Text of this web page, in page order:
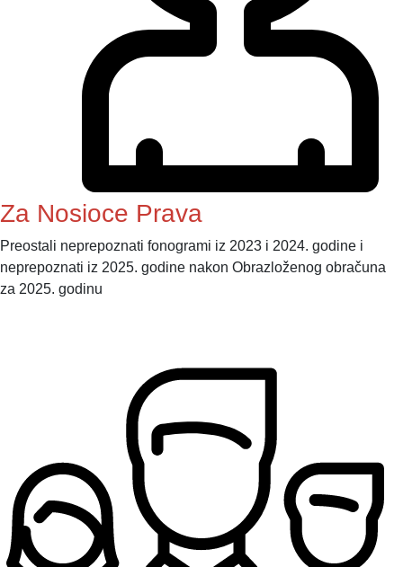
Za Nosioce Prava
Preostali neprepoznati fonogrami iz 2023 i 2024. godine i
neprepoznati iz 2025. godine nakon Obrazloženog obračuna
za 2025. godinu